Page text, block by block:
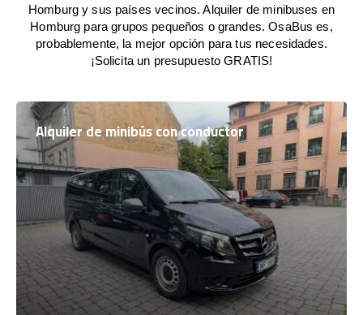
Homburg y sus países vecinos. Alquiler de minibuses en
Homburg para grupos pequeños o grandes. OsaBus es,
probablemente, la mejor opción para tus necesidades.
¡Solicita un presupuesto GRATIS!
Alquiler de minibús con conductor